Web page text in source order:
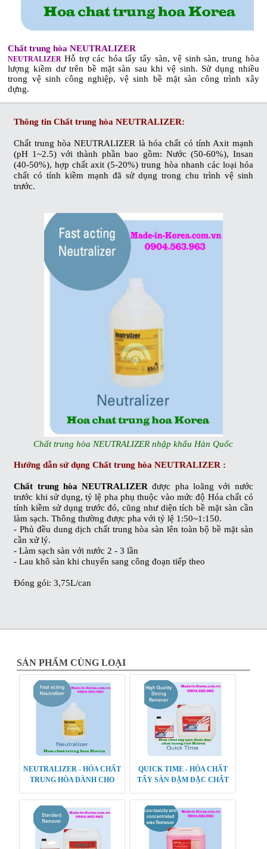
Chất trung hòa NEUTRALIZER
NEUTRALIZERHỗ trợ các hóa tẩy tẩy sàn, vệ sinh sàn, trung hòa
lượng kiềm dư trên bề mặt sàn sau khi vệ sinh. Sử dụng nhiều
trong vệ sinh công nghiệp, vệ sinh bề mặt sàn công trình xây
dựng.
Thông tinChất trung hòa NEUTRALIZER:
Chất trung hòa NEUTRALIZER là hóa chất có tính Axit mạnh
(pH 1~2.5) với thành phần bao gồm: Nước (50-60%), Insan
(40-50%), hợp chất axit (5-20%) trung hòa nhanh các loại hóa
chất có tính kiềm mạnh đã sử dụng trong chu trình vệ sinh
trước.
Chất trung hòa NEUTRALIZER nhập khẩu Hàn Quốc
Hướng dẫn sử dụngChất trung hòa NEUTRALIZER :
Chất trung hòa NEUTRALIZER được pha loãng với nước
trước khi sử dụng, tỷ lệ pha phụ thuộc vào mức độ Hóa chất có
tính kiềm sử dụng trước đó, cũng như diện tích bề mặt sàn cần
làm sạch. Thông thường được pha với tỷ lệ 1:50~1:150.
- Phủ đều dung dịch chất trung hòa sàn lên toàn bộ bề mặt sàn
cần xử lý.
- Làm sạch sàn với nước 2 - 3 lần
- Lau khô sàn khi chuyển sang công đoạn tiếp theo
Đóng gói: 3,75L/can
SẢN PHẨM CÙNG LOẠI
NEUTRALIZER - HÓA CHẤT
TRUNG HÒA DÀNH CHO
QUICK TIME - HÓA CHẤT
TẨY SÀN ĐẬM ĐẶC CHẤT